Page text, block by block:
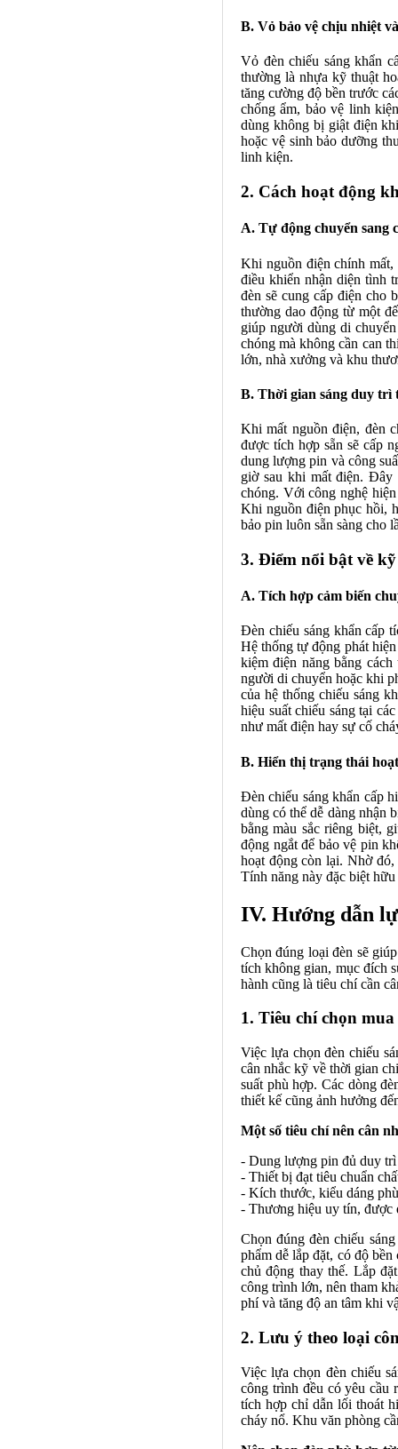
B. Vỏ bảo vệ chịu nhiệt
Vỏ đèn chiếu sáng khẩn
thường là nhựa kỹ thuật
tăng cường độ bền trước
chống ẩm, bảo vệ linh
dùng không bị giật điện
hoặc vệ sinh bảo dưỡng
linh kiện.
2. Cách hoạt động
A. Tự động chuyển sang
Khi nguồn điện chính mất,
điều khiển nhận diện tình
đèn sẽ cung cấp điện cho
thường dao động từ một
giúp người dùng di
chóng mà không cần can
lớn, nhà xưởng và khu
B. Thời gian sáng duy trì
Khi mất nguồn điện, đèn
được tích hợp sẵn sẽ cấp
dung lượng pin và công
giờ sau khi mất điện. Đây
chóng. Với công nghệ
Khi nguồn điện phục hồi,
bảo pin luôn sẵn sàng cho
3. Điểm nổi bật về
A. Tích hợp cảm biến
Đèn chiếu sáng khẩn cấp
Hệ thống tự động phát
kiệm điện năng bằng
người di chuyển hoặc khi
của hệ thống chiếu sáng
hiệu suất chiếu sáng tại
như mất điện hay sự cố
B. Hiển thị trạng thái
Đèn chiếu sáng khẩn cấp
dùng có thể dễ dàng nhận
bằng màu sắc riêng biệt,
động ngắt để bảo vệ pin
hoạt động còn lại. Nhờ
Tính năng này đặc biệt
IV. Hướng dẫn
Chọn đúng loại đèn sẽ
tích không gian, mục đích
hành cũng là tiêu chí cần
1. Tiêu chí chọn
Việc lựa chọn đèn chiếu
cân nhắc kỹ về thời gian
suất phù hợp. Các dòng
thiết kế cũng ảnh hưởng
Một số tiêu chí nên cân
- Dung lượng pin đủ duy
- Thiết bị đạt tiêu chuẩn
- Kích thước, kiểu dáng
- Thương hiệu uy tín, được
Chọn đúng đèn chiếu
phẩm dễ lắp đặt, có độ
chủ động thay thế. Lắp
công trình lớn, nên tham
phí và tăng độ an tâm khi
2. Lưu ý theo loại
Việc lựa chọn đèn chiếu
công trình đều có yêu cầu
tích hợp chỉ dẫn lối thoát
cháy nổ. Khu văn phòng